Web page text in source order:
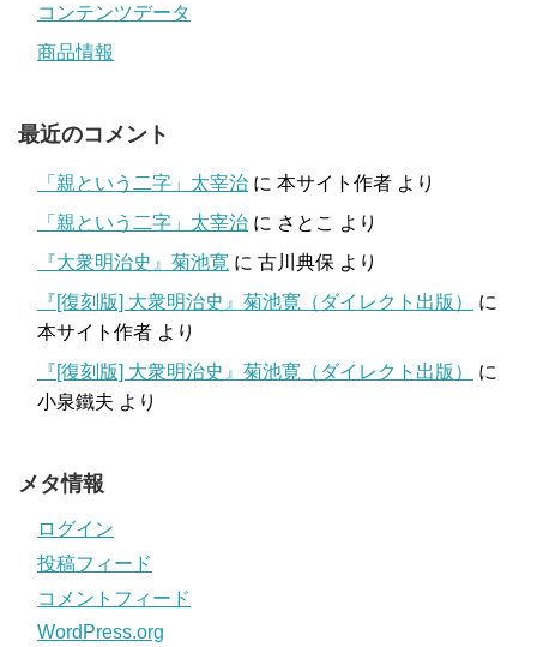
コンテンツデータ
商品情報
最近のコメント
「親という二字」太宰治 に 本サイト作者 より
「親という二字」太宰治 に さとこ より
『大衆明治史』菊池寛 に 古川典保 より
『[復刻版] 大衆明治史』菊池寛（ダイレクト出版）
に
本サイト作者 より
『[復刻版] 大衆明治史』菊池寛（ダイレクト出版）
に
小泉鐵夫 より
メタ情報
ログイン
投稿フィード
コメントフィード
WordPress.org